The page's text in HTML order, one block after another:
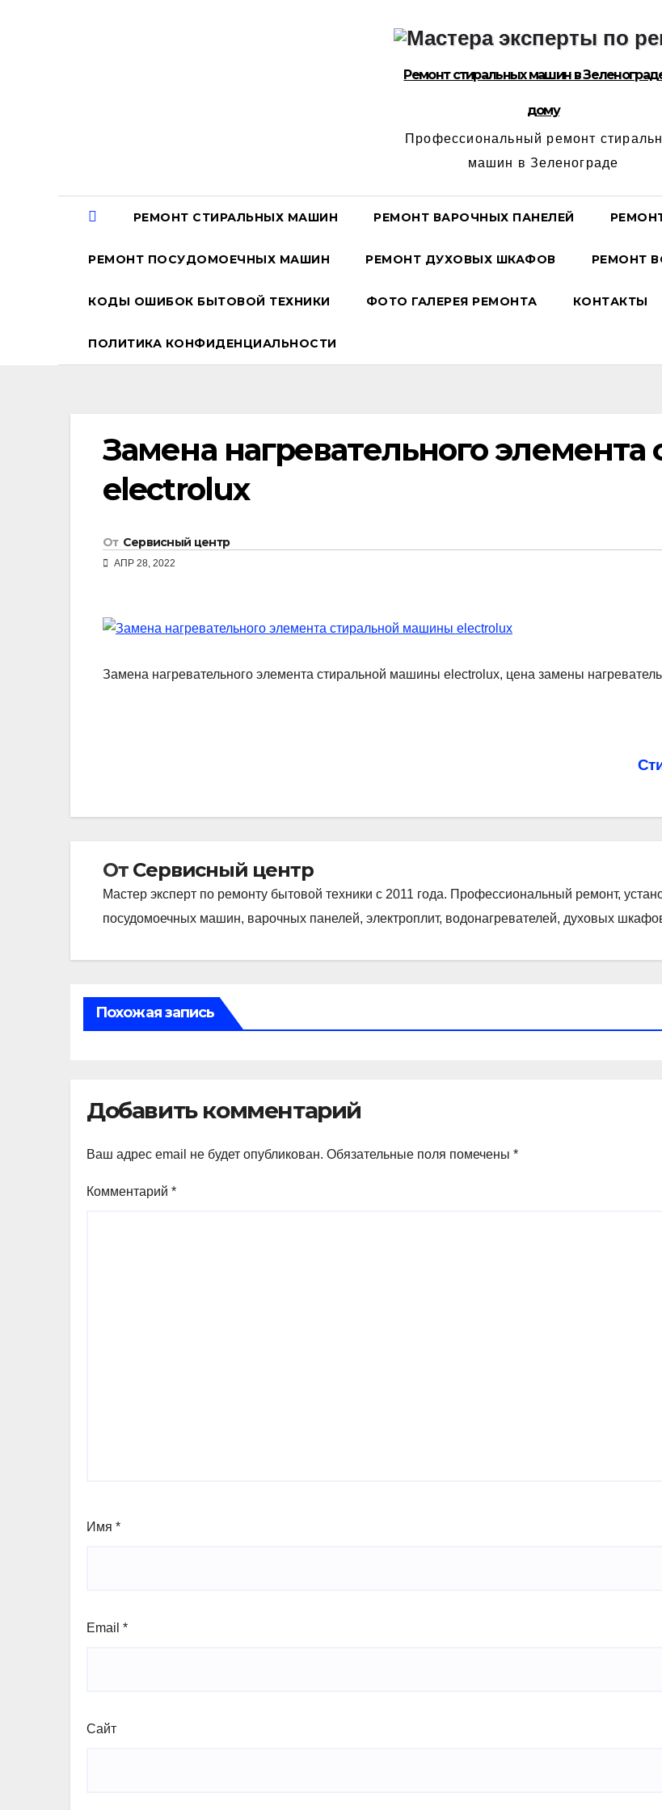
Ремонт стиральных машин в
дому
Профессиональный ремонт
машин в Зеленограде
РЕМОНТ СТИРАЛЬНЫХ МАШИН РЕМОНТ ВАРОЧНЫХ ПАНЕЛЕЙ
РЕМОНТ ПОСУДОМОЕЧНЫХ МАШИН РЕМОНТ ДУХОВЫХ ШКАФОВ РЕМОНТ
КОДЫ ОШИБОК БЫТОВОЙ ТЕХНИКИ ФОТО ГАЛЕРЕЯ РЕМОНТА КОНТАКТЫ
ПОЛИТИКА КОНФИДЕНЦИАЛЬНОСТИ
Замена нагревательного
electrolux
От Сервисный центр
АПР 28, 2022
Замена нагревательного элемента стиральной машины electrolux, цена замены
От Сервисный центр
Мастер эксперт по ремонту бытовой техники с 2011 года. Профессиональный ремонт,
посудомоечных машин, варочных панелей, электроплит, водонагревателей, духовых
Похожая запись
Добавить комментарий
Ваш адрес email не будет опубликован. Обязательные поля помечены *
Комментарий *
Имя *
Email *
Сайт